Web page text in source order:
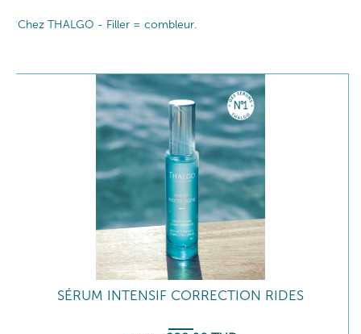
*Chez THALGO - Filler = combleur.
SÉRUM INTENSIF CORRECTION RIDES